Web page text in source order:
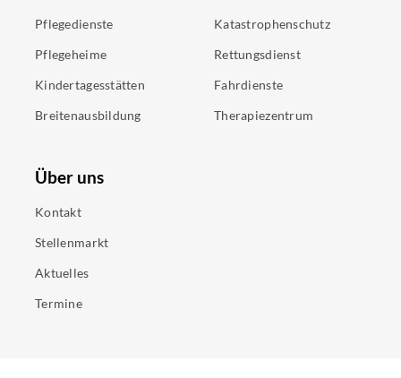
Pflegedienste
Pflegeheime
Kindertagesstätten
Breitenausbildung
Katastrophenschutz
Rettungsdienst
Fahrdienste
Therapiezentrum
Über uns
Kontakt
Stellenmarkt
Aktuelles
Termine